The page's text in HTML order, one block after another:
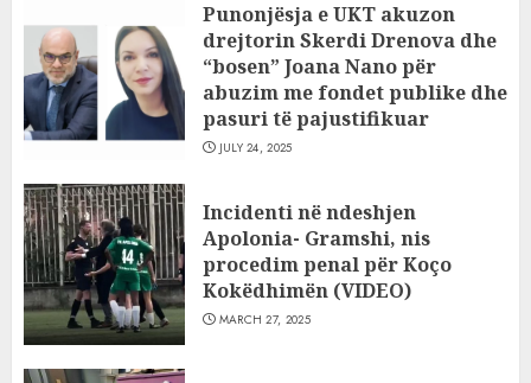
Punonjësja e UKT akuzon
drejtorin Skerdi Drenova dhe
“bosen” Joana Nano për
abuzim me fondet publike dhe
pasuri të pajustifikuar
JULY 24, 2025
Incidenti në ndeshjen
Apolonia- Gramshi, nis
procedim penal për Koço
Kokëdhimën (VIDEO)
MARCH 27, 2025